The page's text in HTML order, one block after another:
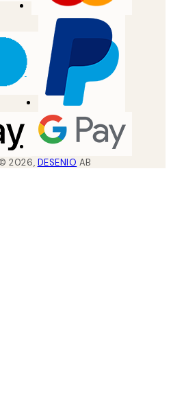
©2026, DESENIO AB